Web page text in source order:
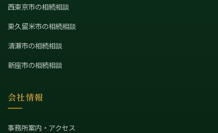
西東京市の相続相談
東久留米市の相続相談
清瀬市の相続相談
新座市の相続相談
会社情報
事務所案内・アクセス